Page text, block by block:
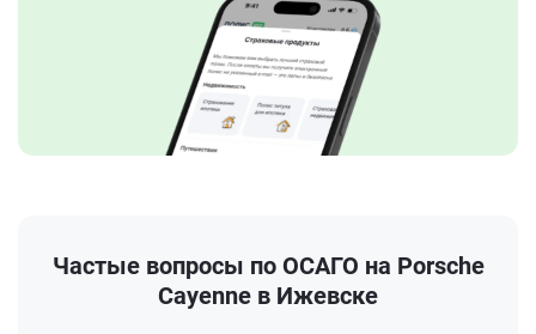
Частые вопросы по ОСАГО на Porsche
Cayenne в Ижевске